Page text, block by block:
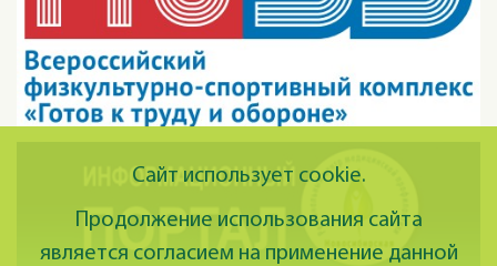
Сайт использует cookie.
Продолжение использования сайта
является согласием на применение данной